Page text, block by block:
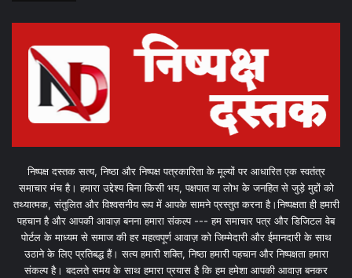
निष्पक्ष दस्तक सत्य, निष्ठा और निष्पक्ष पत्रकारिता के मूल्यों पर आधारित एक स्वतंत्र
समाचार मंच है। हमारा उद्देश्य बिना किसी भय, पक्षपात या लोभ के जनहित से जुड़े मुद्दों को
तथ्यात्मक, संतुलित और विश्वसनीय रूप में आपके सामने प्रस्तुत करना है।निष्पक्षता ही हमारी
पहचान है और आपकी आवाज़ बनना हमारा संकल्प --- हम समाचार पत्र और डिजिटल वेब
पोर्टल के माध्यम से समाज की हर महत्वपूर्ण आवाज़ को जिम्मेदारी और ईमानदारी के साथ
उठाने के लिए प्रतिबद्ध हैं। सत्य हमारी शक्ति, निष्ठा हमारी पहचान और निष्पक्षता हमारा
संकल्प है। बदलते समय के साथ हमारा प्रयास है कि हम हमेशा आपकी आवाज़ बनकर